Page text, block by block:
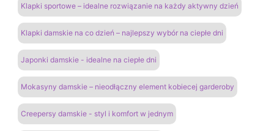
Klapki sportowe – idealne rozwiązanie na każdy aktywny dzień
Klapki damskie na co dzień – najlepszy wybór na ciepłe dni
Japonki damskie - idealne na ciepłe dni
Mokasyny damskie – nieodłączny element kobiecej garderoby
Creepersy damskie - styl i komfort w jednym